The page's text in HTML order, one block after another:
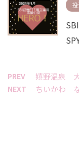
PREV 嬉野温泉
NEXT ちいかわ